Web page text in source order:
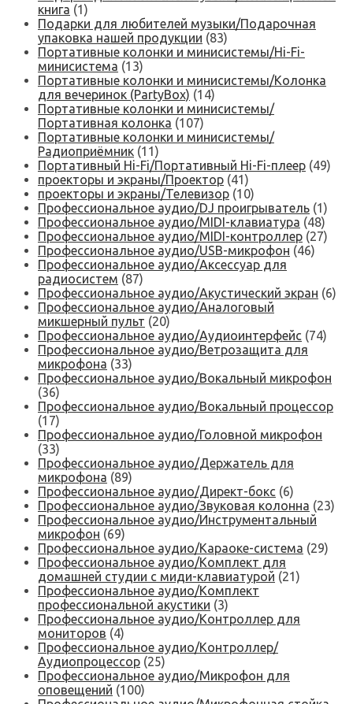
книга (1)
Подарки для любителей музыки/Подарочная
упаковка нашей продукции (83)
Портативные колонки и минисистемы/Hi-Fi-
минисистема (13)
Портативные колонки и минисистемы/Колонка
для вечеринок (PartyBox) (14)
Портативные колонки и минисистемы/
Портативная колонка (107)
Портативные колонки и минисистемы/
Радиоприёмник (11)
Портативный Hi-Fi/Портативный Hi-Fi-плеер (49)
проекторы и экраны/Проектор (41)
проекторы и экраны/Телевизор (10)
Профессиональное аудио/DJ проигрыватель (1)
Профессиональное аудио/MIDI-клавиатура (48)
Профессиональное аудио/MIDI-контроллер (27)
Профессиональное аудио/USB-микрофон (46)
Профессиональное аудио/Аксессуар для
радиосистем (87)
Профессиональное аудио/Акустический экран (6)
Профессиональное аудио/Аналоговый
микшерный пульт (20)
Профессиональное аудио/Аудиоинтерфейс (74)
Профессиональное аудио/Ветрозащита для
микрофона (33)
Профессиональное аудио/Вокальный микрофон
(36)
Профессиональное аудио/Вокальный процессор
(17)
Профессиональное аудио/Головной микрофон
(33)
Профессиональное аудио/Держатель для
микрофона (89)
Профессиональное аудио/Директ-бокс (6)
Профессиональное аудио/Звуковая колонна (23)
Профессиональное аудио/Инструментальный
микрофон (69)
Профессиональное аудио/Караоке-система (29)
Профессиональное аудио/Комплект для
домашней студии с миди-клавиатурой (21)
Профессиональное аудио/Комплект
профессиональной акустики (3)
Профессиональное аудио/Контроллер для
мониторов (4)
Профессиональное аудио/Контроллер/
Аудиопроцессор (25)
Профессиональное аудио/Микрофон для
оповещений (100)